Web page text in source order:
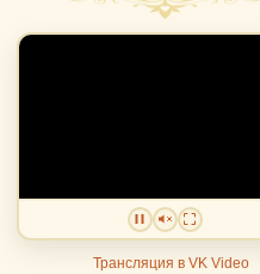
Трансляция в VK Video